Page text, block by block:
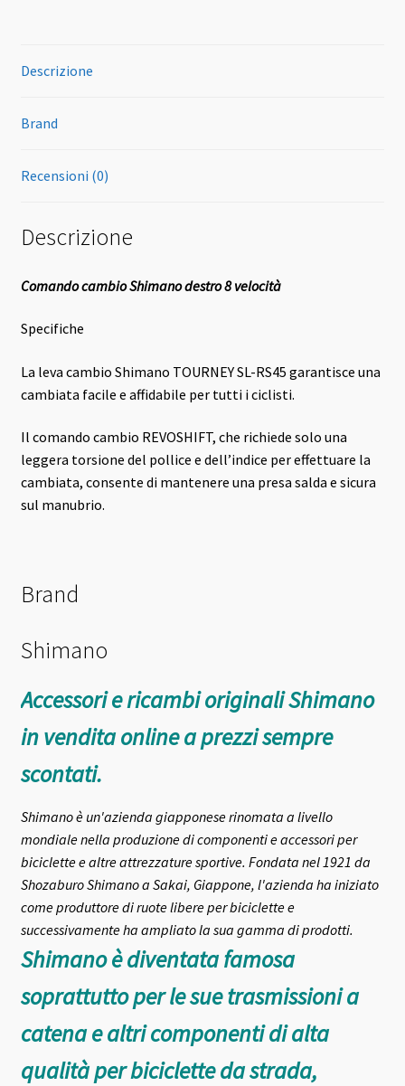
Descrizione
Brand
Recensioni (0)
Descrizione
Comando cambio Shimano destro 8 velocità
Specifiche
La leva cambio Shimano TOURNEY SL-RS45 garantisce una
cambiata facile e affidabile per tutti i ciclisti.
Il comando cambio REVOSHIFT, che richiede solo una
leggera torsione del pollice e dell’indice per effettuare la
cambiata, consente di mantenere una presa salda e sicura
sul manubrio.
Brand
Shimano
Accessori e ricambi originali Shimano
in vendita online a prezzi sempre
scontati.
Shimano è un'azienda giapponese rinomata a livello
mondiale nella produzione di componenti e accessori per
biciclette e altre attrezzature sportive. Fondata nel 1921 da
Shozaburo Shimano a Sakai, Giappone, l'azienda ha iniziato
come produttore di ruote libere per biciclette e
successivamente ha ampliato la sua gamma di prodotti.
Shimano è diventata famosa
soprattutto per le sue trasmissioni a
catena e altri componenti di alta
qualità per biciclette da strada,